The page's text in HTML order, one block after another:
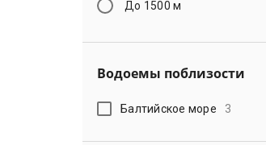
До 1500 м
Водоемы поблизости
Балтийское море 3